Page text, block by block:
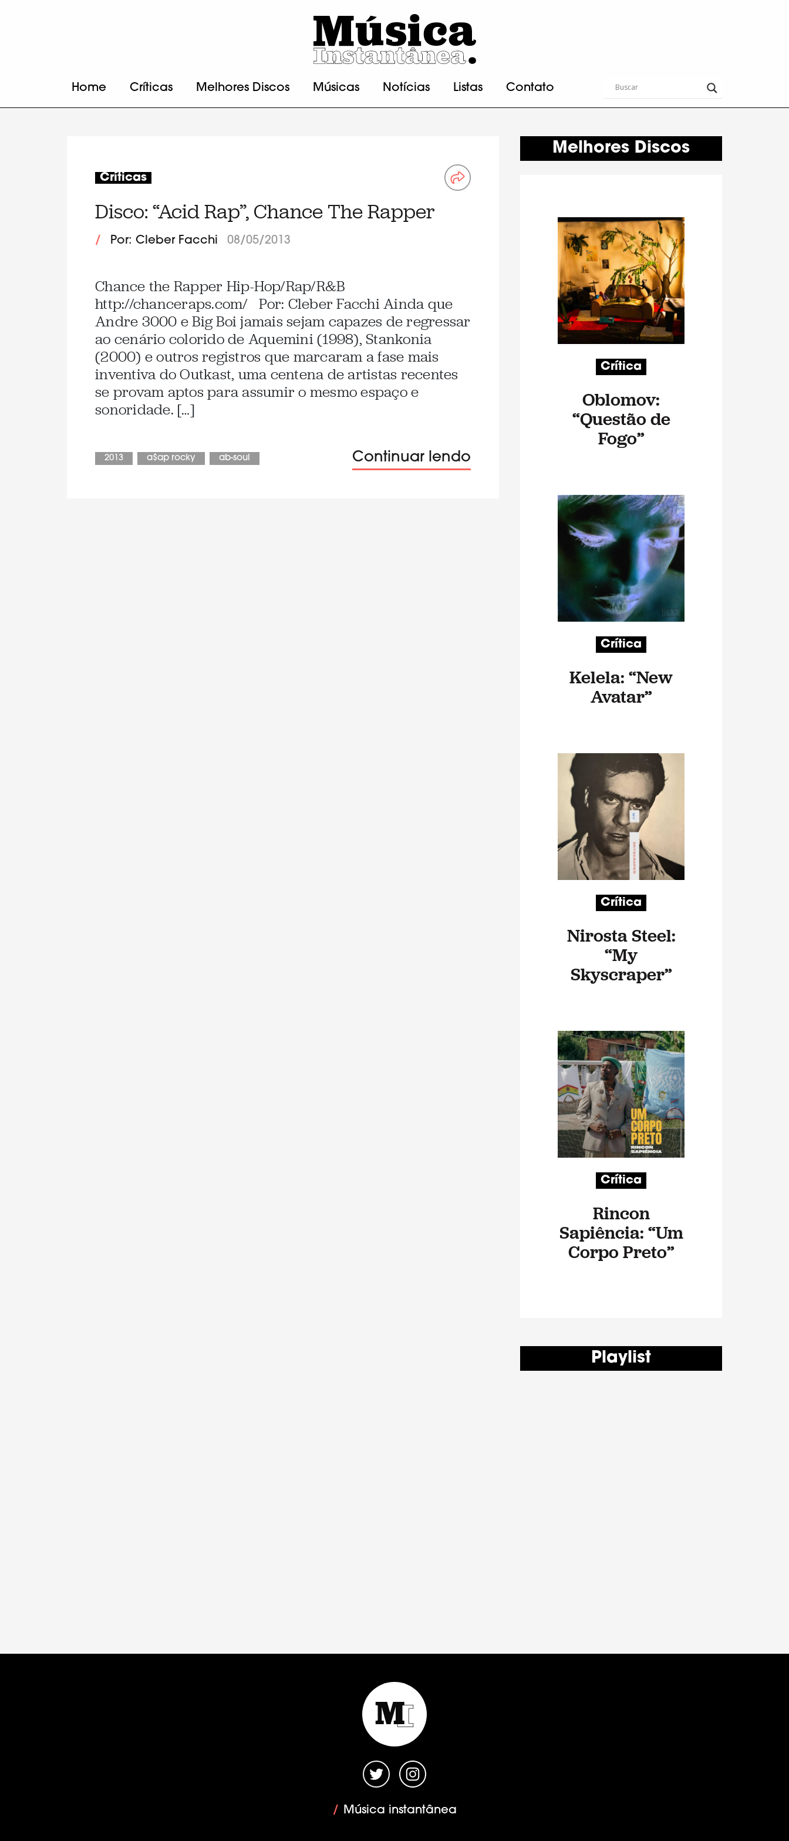
Home Críticas Melhores Discos Músicas Notícias Listas Contato
Críticas
Disco: “Acid Rap”, Chance The Rapper
/ Por: Cleber Facchi 08/05/2013
Chance the Rapper Hip-Hop/Rap/R&B
http://chanceraps.com/ Por: Cleber Facchi Ainda que
Andre 3000 e Big Boi jamais sejam capazes de regressar
ao cenário colorido de Aquemini (1998), Stankonia
(2000) e outros registros que marcaram a fase mais
inventiva do Outkast, uma centena de artistas recentes
se provam aptos para assumir o mesmo espaço e
sonoridade. […]
2013 a$ap rocky ab-soul Continuar lendo
Melhores Discos
Crítica
Oblomov:
“Questão de
Fogo”
Crítica
Kelela: “New
Avatar”
Crítica
Nirosta Steel:
“My
Skyscraper”
Crítica
Rincon
Sapiência: “Um
Corpo Preto”
Playlist
/ Música instantânea